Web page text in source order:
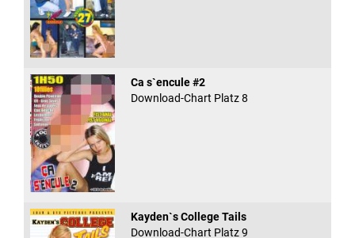
Ca s`encule #2
Download-Chart Platz 8
Kayden`s College Tails
Download-Chart Platz 9